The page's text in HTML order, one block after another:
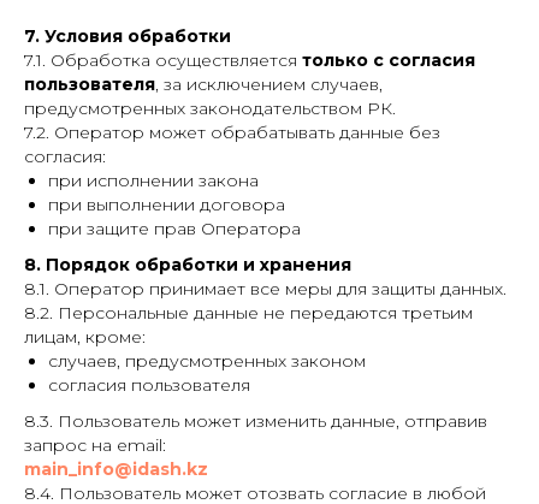
7. Условия обработки
7.1. Обработка осуществляется только с согласия
пользователя, за исключением случаев,
предусмотренных законодательством РК.
7.2. Оператор может обрабатывать данные без
согласия:
при исполнении закона
при выполнении договора
при защите прав Оператора
8. Порядок обработки и хранения
8.1. Оператор принимает все меры для защиты данных.
8.2. Персональные данные не передаются третьим
лицам, кроме:
случаев, предусмотренных законом
согласия пользователя
8.3. Пользователь может изменить данные, отправив
запрос на email:
main_info@idash.kz
8.4. Пользователь может отозвать согласие в любой